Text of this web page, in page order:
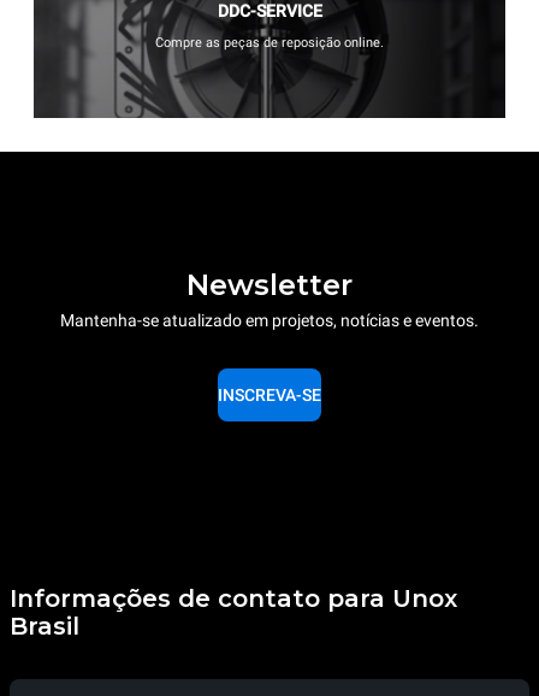
DDC-SERVICE
Compre as peças de reposição online.
Newsletter
Mantenha-se atualizado em projetos, notícias e eventos.
INSCREVA-SE
Informações de contato para Unox
Brasil